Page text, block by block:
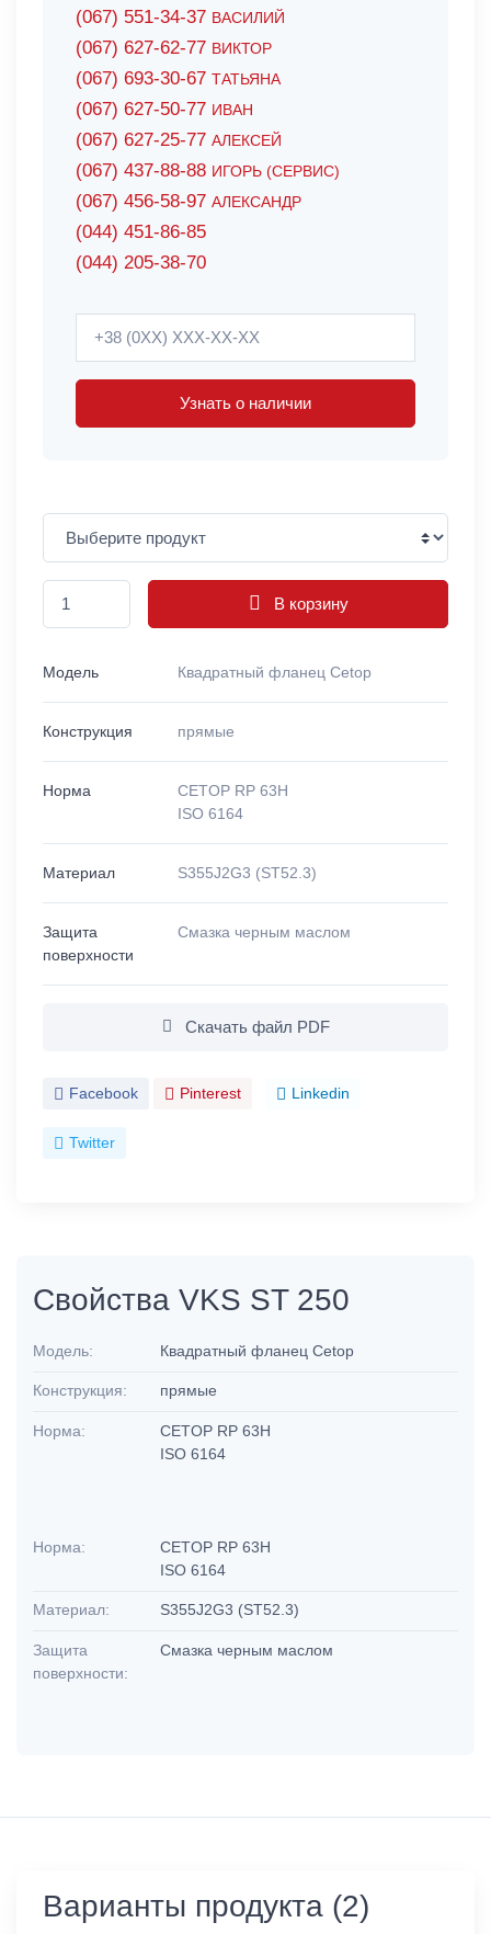
(067) 551-34-37 ВАСИЛИЙ
(067) 627-62-77 ВИКТОР
(067) 693-30-67 ТАТЬЯНА
(067) 627-50-77 ИВАН
(067) 627-25-77 АЛЕКСЕЙ
(067) 437-88-88 ИГОРЬ (СЕРВИС)
(067) 456-58-97 АЛЕКСАНДР
(044) 451-86-85
(044) 205-38-70
Узнать о наличии
В корзину
Модель Квадратный фланец Cetop
Конструкция прямые
Норма
CETOP RP 63H
ISO 6164
Материал S355J2G3 (ST52.3)
Защита
поверхности
Смазка черным маслом
Скачать файл PDF
Facebook Pinterest Linkedin
Twitter
Свойства VKS ST 250
Модель: Квадратный фланец Cetop
Конструкция: прямые
Норма:
CETOP RP 63H
ISO 6164
Норма:
CETOP RP 63H
ISO 6164
Материал: S355J2G3 (ST52.3)
Защита
поверхности:
Смазка черным маслом
Варианты продукта (2)